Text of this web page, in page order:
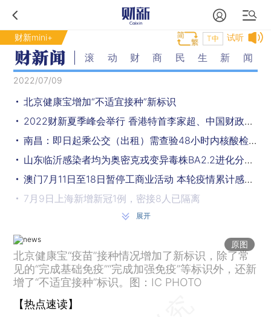
财新mini+ 试听
T中
滚动财商民生新闻
2022/07/09
北京健康宝增加“不适宜接种”新标识
2022财新夏季峰会举行 香港特首李家超、中国财政学会会长楼继伟等嘉宾发言
南昌：即日起乘公交（出租）需查验48小时内核酸检测阴性证明
山东临沂感染者均为奥密克戎变异毒株BA2.2进化分支，传染性强无症状多
澳门7月11日至18日暂停工商业活动 本轮疫情累计感染1374例
7月9日上海新增新冠1例，密接8人已隔离
报告4例新冠感染者 海南海口美兰区7天临时管控
沈阳警方：抓获逃犯199人
重庆石柱一车辆失控撞路边行人 致2死4伤
2死4伤 黑龙江大庆一客车撞限高杆
展开
原图
北京健康宝“疫苗”接种情况增加了新标识，除了常
见的“完成基础免疫”“完成加强免疫”等标识外，还新
增了“不适宜接种”标识。图：IC PHOTO
【热点速读】